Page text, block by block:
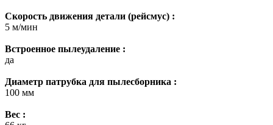
Скорость движения детали (рейсмус) :
5 м/мин
Встроенное пылеудаление :
да
Диаметр патрубка для пылесборника :
100 мм
Вес :